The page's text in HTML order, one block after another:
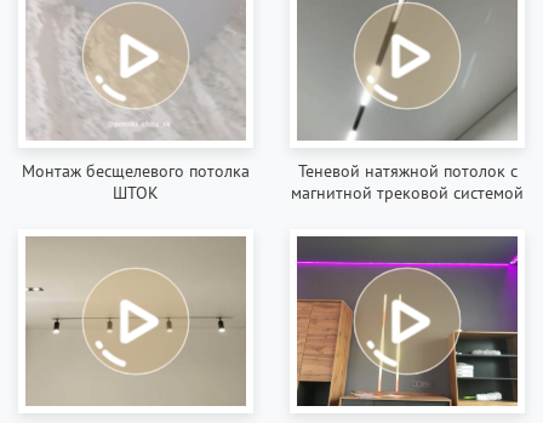
Монтаж бесщелевого потолка
ШТОК
Теневой натяжной потолок с
магнитной трековой системой